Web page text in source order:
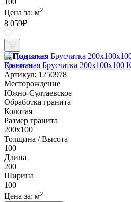
Цена за: м2
8 059₽
Под заказ
Гранитная Брусчатка 200х100x100
Артикул: 1250978
Месторождение
Южно-Султаевское
Обработка гранита
Колотая
Размер гранита
200х100
Толщина / Высота
100
Длина
200
Ширина
100
Цена за: м2